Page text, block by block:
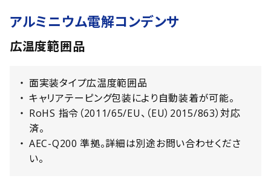
アルミニウム電解コンデンサ
広温度範囲品
面実装タイプ広温度範囲品
キャリアテーピング包装により自動装着が可能。
RoHS 指令（2011/65/EU、（EU）2015/863）対応
済。
AEC-Q200 準拠。詳細は別途お問い合わせくださ
い。